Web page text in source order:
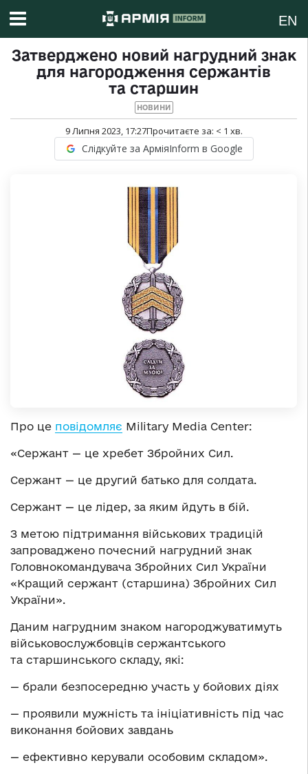
EN
Затверджено новий нагрудний знак
для нагородження сержантів
та старшин
НОВИНИ
9 Липня 2023, 17:27Прочитаєте за: < 1 хв.
Слідкуйте за АрміяInform в Google
Про це повідомляє Military Media Center:
«Сержант — це хребет Збройних Сил.
Сержант — це другий батько для солдата.
Сержант — це лідер, за яким йдуть в бій.
З метою підтримання військових традицій
запроваджено почесний нагрудний знак
Головнокомандувача Збройних Сил України
«Кращий сержант (старшина) Збройних Сил
України».
Даним нагрудним знаком нагороджуватимуть
військовослужбовців сержантського
та старшинського складу, які:
— брали безпосередню участь у бойових діях
— проявили мужність та ініціативність під час
виконання бойових завдань
— ефективно керували особовим складом».